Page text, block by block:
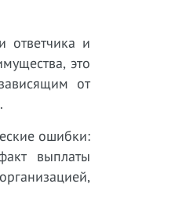
ответчика и
это
от
ошибки:
выплаты